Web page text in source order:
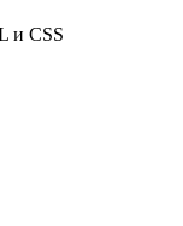
и CSS